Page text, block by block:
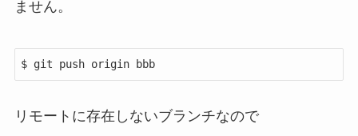
ません。
$ git push origin bbb
リモートに存在しないブランチなので